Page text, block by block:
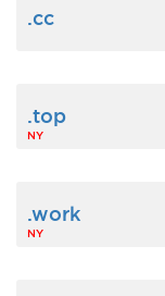
.cc
.top
NY
.work
NY